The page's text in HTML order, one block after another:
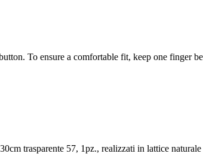
To ensure a comfortable fit, keep one finger
trasparente 57, 1pz., realizzati in lattice